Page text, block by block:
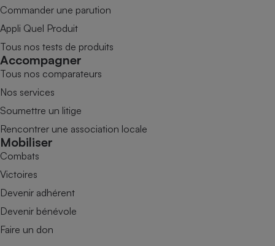
Commander une parution
Appli Quel Produit
Tous nos tests de produits
Accompagner
Tous nos comparateurs
Nos services
Soumettre un litige
Rencontrer une association locale
Mobiliser
Combats
Victoires
Devenir adhérent
Devenir bénévole
Faire un don